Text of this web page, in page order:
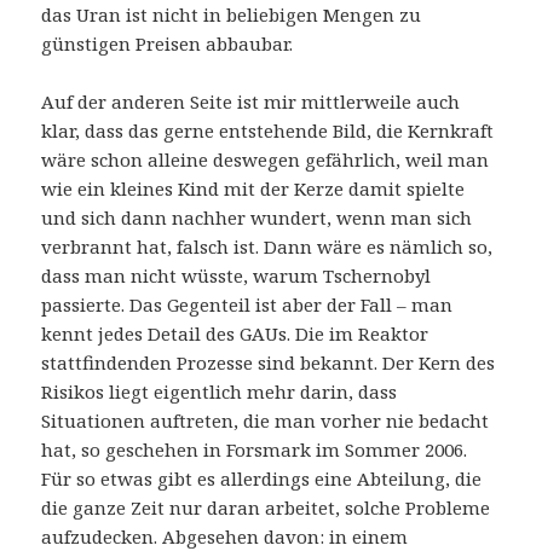
das Uran ist nicht in beliebigen Mengen zu
günstigen Preisen abbaubar.
Auf der anderen Seite ist mir mittlerweile auch
klar, dass das gerne entstehende Bild, die Kernkraft
wäre schon alleine deswegen gefährlich, weil man
wie ein kleines Kind mit der Kerze damit spielte
und sich dann nachher wundert, wenn man sich
verbrannt hat, falsch ist. Dann wäre es nämlich so,
dass man nicht wüsste, warum Tschernobyl
passierte. Das Gegenteil ist aber der Fall – man
kennt jedes Detail des GAUs. Die im Reaktor
stattfindenden Prozesse sind bekannt. Der Kern des
Risikos liegt eigentlich mehr darin, dass
Situationen auftreten, die man vorher nie bedacht
hat, so geschehen in Forsmark im Sommer 2006.
Für so etwas gibt es allerdings eine Abteilung, die
die ganze Zeit nur daran arbeitet, solche Probleme
aufzudecken. Abgesehen davon: in einem